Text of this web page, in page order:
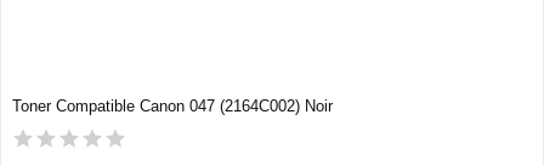
Toner Compatible Canon 047 (2164C002) Noir